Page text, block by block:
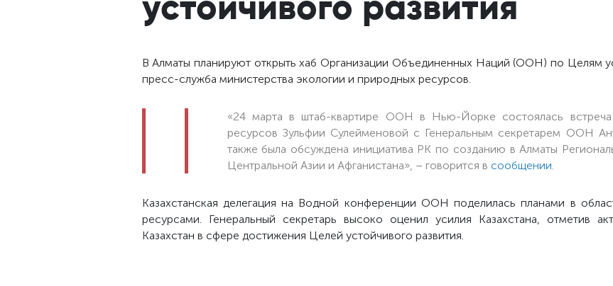
В Алматы планируют открыть хаб Организации Объединенных Наций (ООН) по Целям
пресс-служба министерства экологии и природных ресурсов.
«24 марта в штаб-квартире ООН в Нью-Йорке состоялась
ресурсов Зульфии Сулейменовой с Генеральным секретарем ООН
также была обсуждена инициатива РК по созданию в Алматы
Центральной Азии и Афганистана», – говорится в сообщении.
Казахстанская делегация на Водной конференции ООН поделилась планами в
ресурсами. Генеральный секретарь высоко оценил усилия Казахстана, отметив
Казахстан в сфере достижения Целей устойчивого развития.